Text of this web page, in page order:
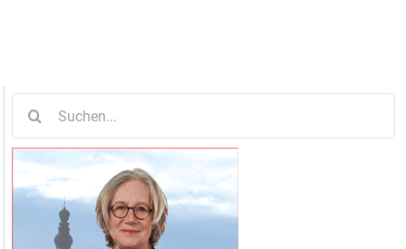
nach: